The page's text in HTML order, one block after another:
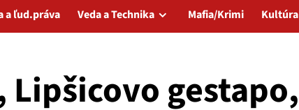
a ľud.práva Veda a Technika Mafia/Krimi Kultúra
gestapo,